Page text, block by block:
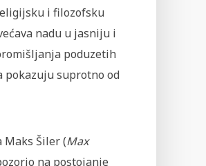
i filozofsku
nadu u jasniju i
poduzetih
pokazuju suprotno od
Maks Šiler (Max
na postojanje